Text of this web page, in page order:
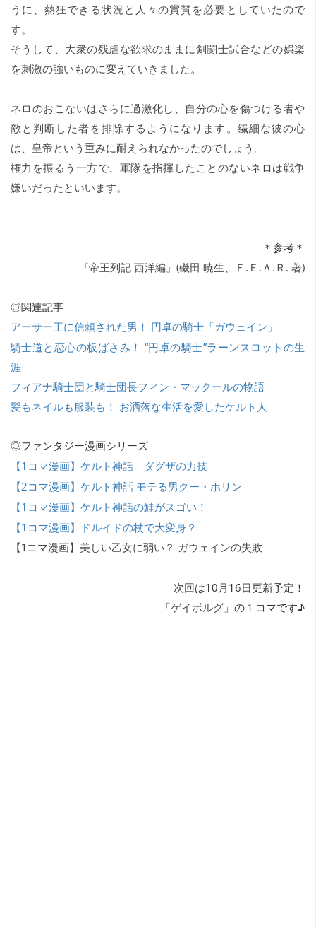
うに、熱狂できる状況と人々の賞賛を必要としていたので
す。
そうして、大衆の残虐な欲求のままに剣闘士試合などの娯楽
を刺激の強いものに変えていきました。
ネロのおこないはさらに過激化し、自分の心を傷つける者や
敵と判断した者を排除するようになります。繊細な彼の心
は、皇帝という重みに耐えられなかったのでしょう。
権力を振るう一方で、軍隊を指揮したことのないネロは戦争
嫌いだったといいます。
＊参考＊
『帝王列記 西洋編』(磯田 暁生、Ｆ.Ｅ.Ａ.Ｒ. 著)
◎関連記事
アーサー王に信頼された男！ 円卓の騎士「ガウェイン」
騎士道と恋心の板ばさみ！ “円卓の騎士”ラーンスロットの生
涯
フィアナ騎士団と騎士団長フィン・マックールの物語
髪もネイルも服装も！ お洒落な生活を愛したケルト人
◎ファンタジー漫画シリーズ
【1コマ漫画】ケルト神話 ダグザの力技
【2コマ漫画】ケルト神話 モテる男クー・ホリン
【1コマ漫画】ケルト神話の鮭がスゴい！
【1コマ漫画】ドルイドの杖で大変身？
【1コマ漫画】美しい乙女に弱い？ ガウェインの失敗
次回は10月16日更新予定！
「ゲイボルグ 」の１コマです♪